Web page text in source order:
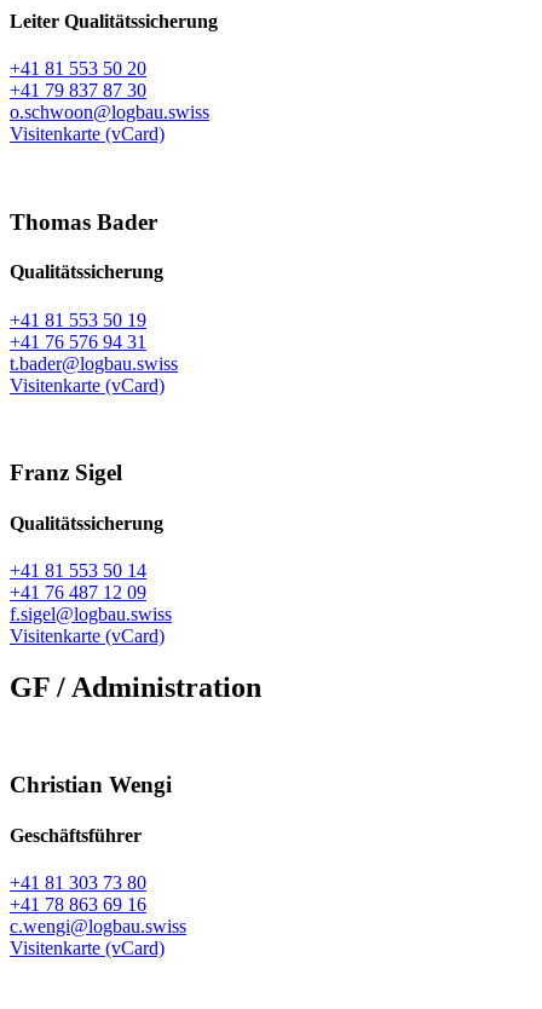
Leiter Qualitätssicherung
+41 81 553 50 20
+41 79 837 87 30
o.schwoon@logbau.swiss
Visitenkarte (vCard)
Thomas Bader
Qualitätssicherung
+41 81 553 50 19
+41 76 576 94 31
t.bader@logbau.swiss
Visitenkarte (vCard)
Franz Sigel
Qualitätssicherung
+41 81 553 50 14
+41 76 487 12 09
f.sigel@logbau.swiss
Visitenkarte (vCard)
GF / Administration
Christian Wengi
Geschäftsführer
+41 81 303 73 80
+41 78 863 69 16
c.wengi@logbau.swiss
Visitenkarte (vCard)